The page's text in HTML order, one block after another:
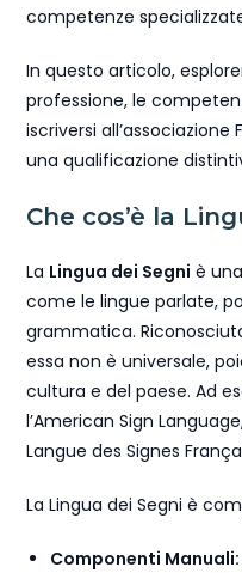
competenze
In questo articolo,
professione, le
iscriversi all’associazione
una qualificazione
Che cos’è la
La Lingua dei Segni è una
come le lingue parlate,
grammatica.
essa non è universale,
cultura e del paese. Ad
l’American Sign
Langue des Signes
La Lingua dei Segni è
Componenti Manuali: